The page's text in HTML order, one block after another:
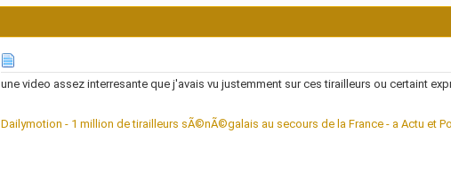
une video assez interresante que j'avais vu justemment sur ces tirailleurs ou certaint
Dailymotion - 1 million de tirailleurs sÃ©nÃ©galais au secours de la France - a Actu et